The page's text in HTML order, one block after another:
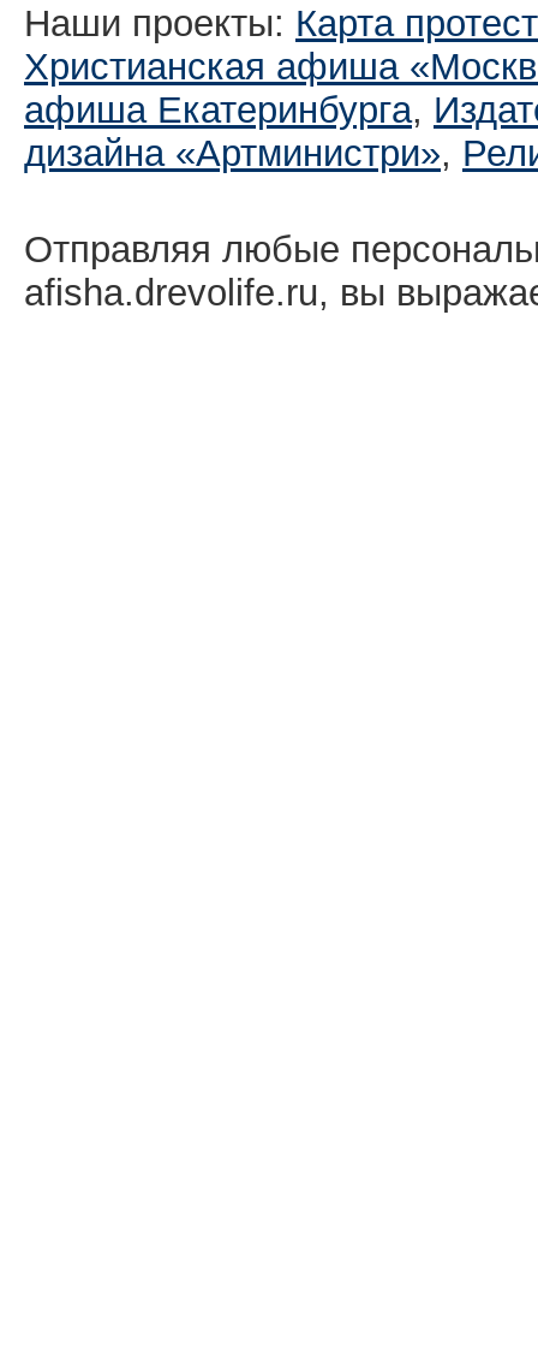
Наши проекты: Карта
Христианская афиша
афиша Екатеринбургa,
дизайна «Артминистри»,
Отправляя любые
afisha.drevolife.ru, вы